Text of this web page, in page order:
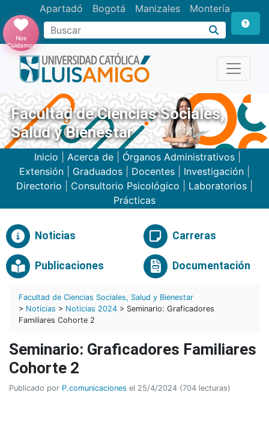
Apartadó Bogotá Manizales Montería
Buscar
Nos
Cuidamos
Facultad de Ciencias Sociales,
Salud y Bienestar
Inicio Acerca de Órganos Administrativos
Extensión
Graduados Docentes Investigación
Directorio
Consultorio Psicológico Laboratorios
Prácticas
Noticias Carreras
Publicaciones Documentación
Facultad de Ciencias Sociales, Salud y Bienestar
> Noticias > Noticias 2024 > Seminario: Graficadores
Familiares Cohorte 2
Seminario: Graficadores Familiares
Cohorte 2
Publicado por P.comunicaciones el 25/4/2024 (704 lecturas)